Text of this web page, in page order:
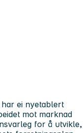
ei nyetablert
mot marknad
for å utvikle,